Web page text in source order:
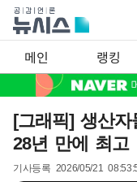
메인 랭킹
[그래픽] 생산
28년 만에 최고
기사등록 2026/05/21